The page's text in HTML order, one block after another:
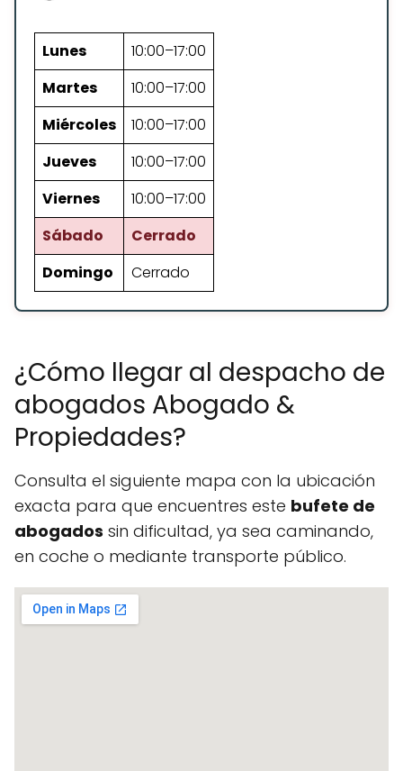
Lunes
10:00–17:00
Martes
10:00–17:00
Miércoles
10:00–17:00
Jueves
10:00–17:00
Viernes
10:00–17:00
Sábado
Cerrado
Domingo
Cerrado
¿Cómo llegar al despacho de
abogados Abogado &
Propiedades?
Consulta el siguiente mapa con la ubicación
exacta para que encuentres este bufete de
abogados sin dificultad, ya sea caminando,
en coche o mediante transporte público.